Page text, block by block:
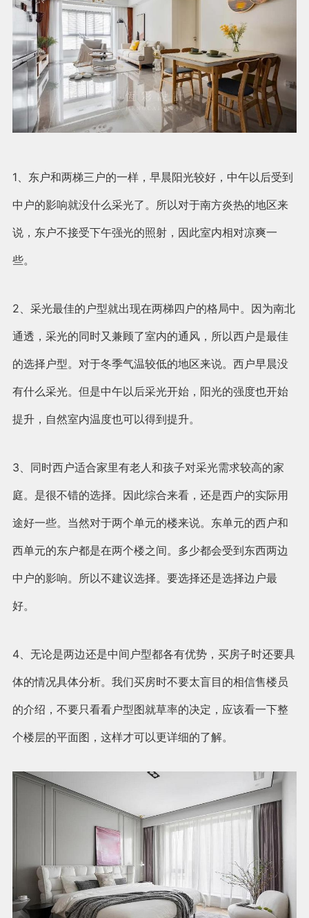
1、东户和两梯三户的一样，早晨阳光较好，中午以后受到
中户的影响就没什么采光了。所以对于南方炎热的地区来
说，东户不接受下午强光的照射，因此室内相对凉爽一
些。
2、采光最佳的户型就出现在两梯四户的格局中。因为南北
通透，采光的同时又兼顾了室内的通风，所以西户是最佳
的选择户型。对于冬季气温较低的地区来说。西户早晨没
有什么采光。但是中午以后采光开始，阳光的强度也开始
提升，自然室内温度也可以得到提升。
3、同时西户适合家里有老人和孩子对采光需求较高的家
庭。是很不错的选择。因此综合来看，还是西户的实际用
途好一些。当然对于两个单元的楼来说。东单元的西户和
西单元的东户都是在两个楼之间。多少都会受到东西两边
中户的影响。所以不建议选择。要选择还是选择边户最
好。
4、无论是两边还是中间户型都各有优势，买房子时还要具
体的情况具体分析。我们买房时不要太盲目的相信售楼员
的介绍，不要只看看户型图就草率的决定，应该看一下整
个楼层的平面图，这样才可以更详细的了解。